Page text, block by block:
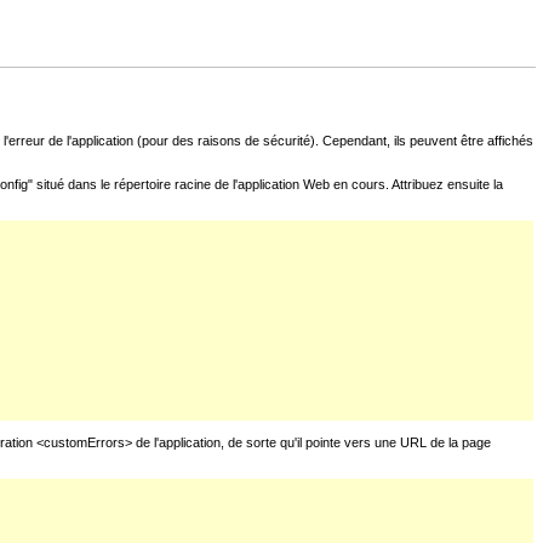
de l'application (pour des raisons de sécurité). Cependant, ils peuvent être affichés
situé dans le répertoire racine de l'application Web en cours. Attribuez ensuite la
<customErrors> de l'application, de sorte qu'il pointe vers une URL de la page